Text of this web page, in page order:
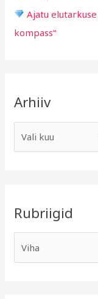
Ajatu
kompass“
Arhiiv
Rubriigid